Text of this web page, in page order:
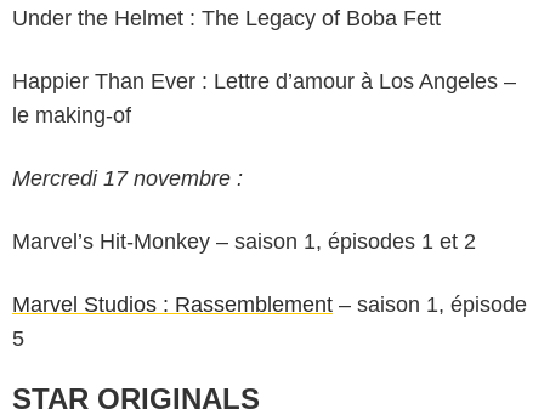
Under the Helmet : The Legacy of Boba Fett
Happier Than Ever : Lettre d’amour à Los Angeles –
le making-of
Mercredi 17 novembre :
Marvel’s Hit-Monkey – saison 1, épisodes 1 et 2
Marvel Studios : Rassemblement – saison 1, épisode
5
STAR ORIGINALS